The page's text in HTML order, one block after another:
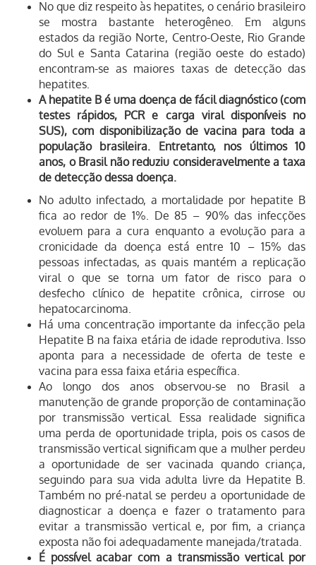
No que diz respeito às hepatites, o cenário brasileiro
se mostra bastante heterogêneo. Em alguns
estados da região Norte, Centro-Oeste, Rio Grande
do Sul e Santa Catarina (região oeste do estado)
encontram-se as maiores taxas de detecção das
hepatites.
A hepatite B é uma doença de fácil diagnóstico (com
testes rápidos, PCR e carga viral disponíveis no
SUS), com disponibilização de vacina para toda a
população brasileira. Entretanto, nos últimos 10
anos, o Brasil não reduziu consideravelmente a taxa
de detecção dessa doença.
No adulto infectado, a mortalidade por hepatite B
fica ao redor de 1%. De 85 – 90% das infecções
evoluem para a cura enquanto a evolução para a
cronicidade da doença está entre 10 – 15% das
pessoas infectadas, as quais mantém a replicação
viral o que se torna um fator de risco para o
desfecho clínico de hepatite crônica, cirrose ou
hepatocarcinoma.
Há uma concentração importante da infecção pela
Hepatite B na faixa etária de idade reprodutiva. Isso
aponta para a necessidade de oferta de teste e
vacina para essa faixa etária específica.
Ao longo dos anos observou-se no Brasil a
manutenção de grande proporção de contaminação
por transmissão vertical. Essa realidade significa
uma perda de oportunidade tripla, pois os casos de
transmissão vertical significam que a mulher perdeu
a oportunidade de ser vacinada quando criança,
seguindo para sua vida adulta livre da Hepatite B.
Também no pré-natal se perdeu a oportunidade de
diagnosticar a doença e fazer o tratamento para
evitar a transmissão vertical e, por fim, a criança
exposta não foi adequadamente manejada/tratada.
É possível acabar com a transmissão vertical por